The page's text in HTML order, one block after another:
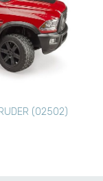
(02502)